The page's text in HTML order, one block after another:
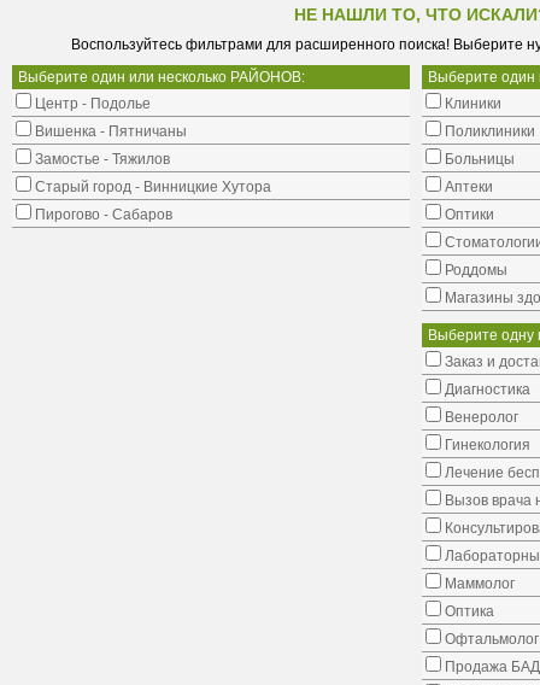
НЕ НАШЛИ ТО, ЧТО
Воспользуйтесь фильтрами для расширенного поиска! Выберите
Выберите один или несколько РАЙОНОВ:
Центр - Подолье
Вишенка - Пятничаны
Замостье - Тяжилов
Старый город - Винницкие Хутора
Пирогово - Сабаров
Выберите
Клиники
Поликлиники
Больницы
Аптеки
Оптики
Роддомы
Магазины
Выберите одну
Заказ и
Диагностика
Венеролог
Гинекология
Лечение
Вызов врача
Маммолог
Оптика
Офтальмолог
Продажа